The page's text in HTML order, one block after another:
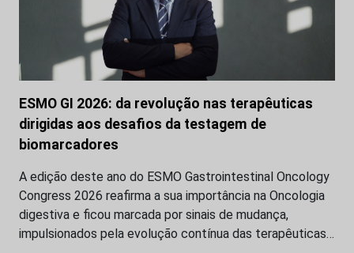
ESMO GI 2026: da revolução nas terapêuticas
dirigidas aos desafios da testagem de
biomarcadores
A edição deste ano do ESMO Gastrointestinal Oncology
Congress 2026 reafirma a sua importância na Oncologia
digestiva e ficou marcada por sinais de mudança,
impulsionados pela evolução contínua das terapêuticas…